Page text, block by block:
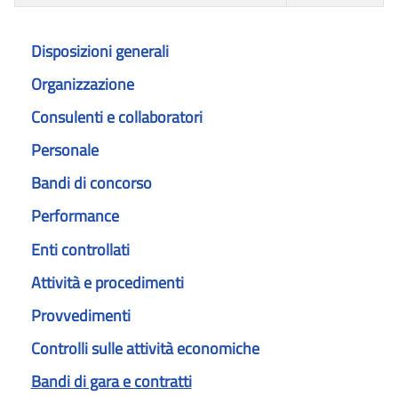
Disposizioni generali
Organizzazione
Consulenti e collaboratori
Personale
Bandi di concorso
Performance
Enti controllati
Attività e procedimenti
Provvedimenti
Controlli sulle attività economiche
Bandi di gara e contratti